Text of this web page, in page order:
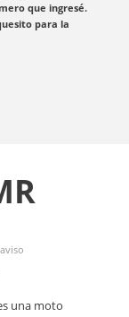
que ingresé.
para la
una moto